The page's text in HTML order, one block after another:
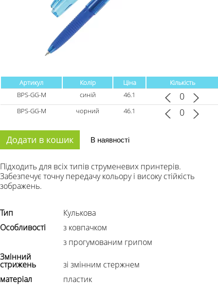
Артикул Колір Ціна
Кількість
BPS-GG-M
синій
46.1
BPS-GG-M
чорний 46.1
Додати в кошик В наявності
Підходить для всіх типів струменевих принтерів.
Забезпечує точну передачу кольору і високу стійкість
зображень.
Тип
Кулькова
Особливості
з ковпачком
з прогумованим грипом
Змінний
стрижень
зі змінним стержнем
матеріал
пластик